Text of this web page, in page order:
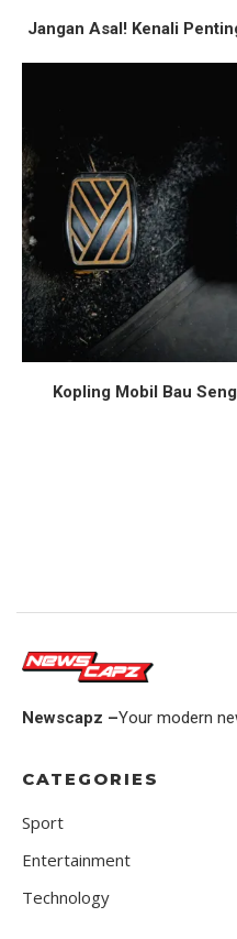
Jangan Asal! Kenali
Kopling Mobil Bau
Newscapz –Your modern
CATEGORIES
Sport
Entertainment
Technology